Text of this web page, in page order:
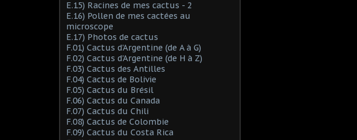
E.15) Racines de mes cactus - 2
E.16) Pollen de mes cactées au
microscope
E.17) Photos de cactus
F.01) Cactus d'Argentine (de A à G)
F.02) Cactus d'Argentine (de H à Z)
F.03) Cactus des Antilles
F.04) Cactus de Bolivie
F.05) Cactus du Brésil
F.06) Cactus du Canada
F.07) Cactus du Chili
F.08) Cactus de Colombie
F.09) Cactus du Costa Rica